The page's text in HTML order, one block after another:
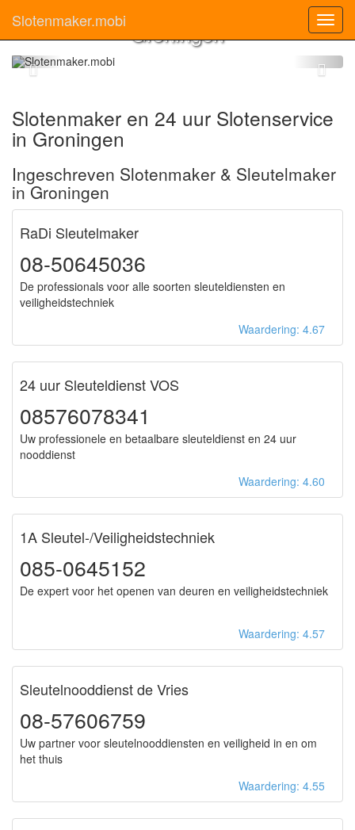
Slotenmaker.mobiSlotenmaker
Groningen
Slotenmaker en 24 uur Slotenservice
in Groningen
Ingeschreven Slotenmaker & Sleutelmaker
in Groningen
RaDi Sleutelmaker
08-50645036
De professionals voor alle soorten sleuteldiensten en
veiligheidstechniek
Waardering: 4.67
24 uur Sleuteldienst VOS
08576078341
Uw professionele en betaalbare sleuteldienst en 24 uur
nooddienst
Waardering: 4.60
1A Sleutel-/Veiligheidstechniek
085-0645152
De expert voor het openen van deuren en veiligheidstechniek
Waardering: 4.57
Sleutelnooddienst de Vries
08-57606759
Uw partner voor sleutelnooddiensten en veiligheid in en om
het thuis
Waardering: 4.55